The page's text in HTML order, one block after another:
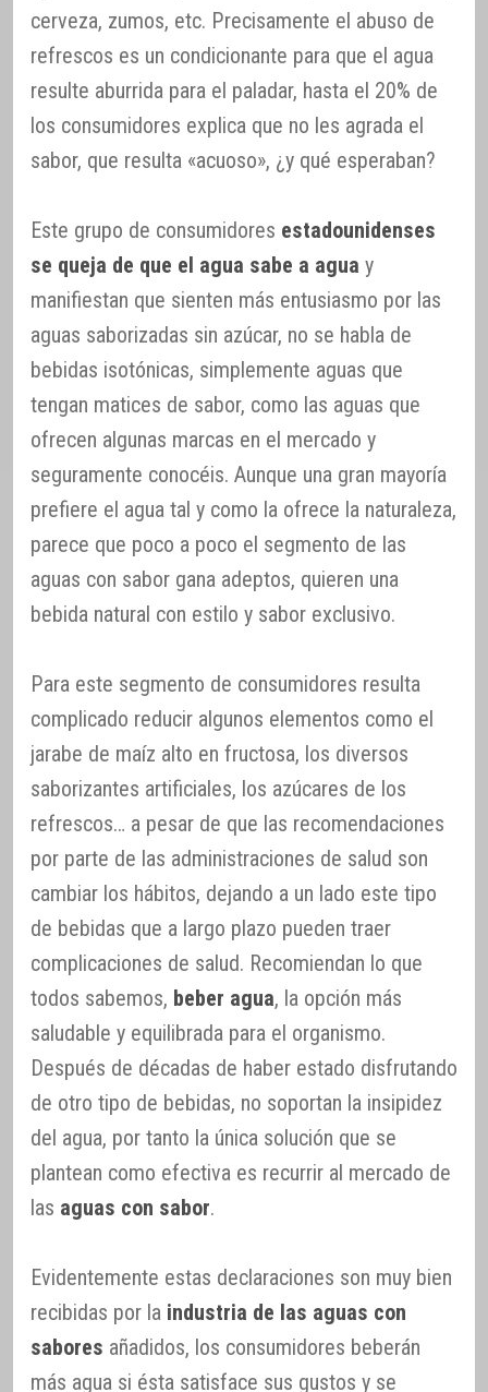
cerveza, zumos, etc. Precisamente el abuso de
refrescos es un condicionante para que el agua
resulte aburrida para el paladar, hasta el 20% de
los consumidores explica que no les agrada el
sabor, que resulta «acuoso», ¿y qué esperaban?
Este grupo de consumidores estadounidenses
se queja de que el agua sabe a agua y
manifiestan que sienten más entusiasmo por las
aguas saborizadas sin azúcar, no se habla de
bebidas isotónicas, simplemente aguas que
tengan matices de sabor, como las aguas que
ofrecen algunas marcas en el mercado y
seguramente conocéis. Aunque una gran mayoría
prefiere el agua tal y como la ofrece la naturaleza,
parece que poco a poco el segmento de las
aguas con sabor gana adeptos, quieren una
bebida natural con estilo y sabor exclusivo.
Para este segmento de consumidores resulta
complicado reducir algunos elementos como el
jarabe de maíz alto en fructosa, los diversos
saborizantes artificiales, los azúcares de los
refrescos… a pesar de que las recomendaciones
por parte de las administraciones de salud son
cambiar los hábitos, dejando a un lado este tipo
de bebidas que a largo plazo pueden traer
complicaciones de salud. Recomiendan lo que
todos sabemos, beber agua, la opción más
saludable y equilibrada para el organismo.
Después de décadas de haber estado disfrutando
de otro tipo de bebidas, no soportan la insipidez
del agua, por tanto la única solución que se
plantean como efectiva es recurrir al mercado de
las aguas con sabor.
Evidentemente estas declaraciones son muy bien
recibidas por la industria de las aguas con
sabores añadidos, los consumidores beberán
más agua si ésta satisface sus gustos y se